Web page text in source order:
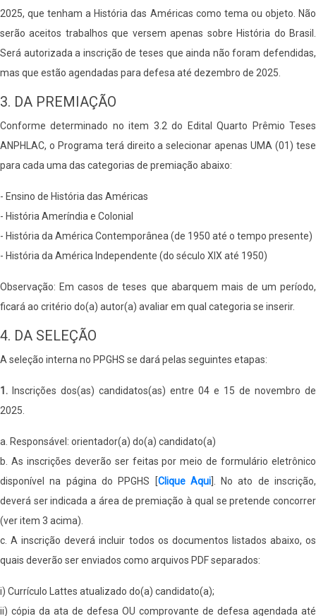
2025, que tenham a História das Américas como tema ou objeto. Não
serão aceitos trabalhos que versem apenas sobre História do Brasil.
Será autorizada a inscrição de teses que ainda não foram defendidas,
mas que estão agendadas para defesa até dezembro de 2025.
3. DA PREMIAÇÃO
Conforme determinado no item 3.2 do Edital Quarto Prêmio Teses
ANPHLAC, o Programa terá direito a selecionar apenas UMA (01) tese
para cada uma das categorias de premiação abaixo:
- Ensino de História das Américas
- História Ameríndia e Colonial
- História da América Contemporânea (de 1950 até o tempo presente)
- História da América Independente (do século XIX até 1950)
Observação: Em casos de teses que abarquem mais de um período,
ficará ao critério do(a) autor(a) avaliar em qual categoria se inserir.
4. DA SELEÇÃO
A seleção interna no PPGHS se dará pelas seguintes etapas:
1. Inscrições dos(as) candidatos(as) entre 04 e 15 de novembro de
2025.
a. Responsável: orientador(a) do(a) candidato(a)
b. As inscrições deverão ser feitas por meio de formulário eletrônico
disponível na página do PPGHS [Clique Aqui]. No ato de inscrição,
deverá ser indicada a área de premiação à qual se pretende concorrer
(ver item 3 acima).
c. A inscrição deverá incluir todos os documentos listados abaixo, os
quais deverão ser enviados como arquivos PDF separados:
i) Currículo Lattes atualizado do(a) candidato(a);
ii) cópia da ata de defesa OU comprovante de defesa agendada até